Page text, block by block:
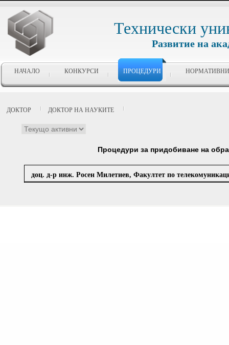
Технически
Развитие на
НАЧАЛО КОНКУРСИ ПРОЦЕДУРИ
ДОКТОР ДОКТОР НА НАУКИТЕ
Процедури за придобиване на
доц. д-р инж. Росен Милетиев, Факултет по